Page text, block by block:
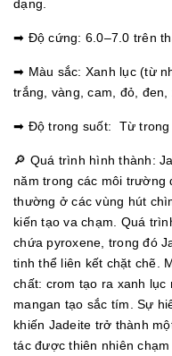
dạng.
➡ Độ cứng: 6.0–7.0 trên
➡ Màu sắc: Xanh lục (từ
trắng, vàng, cam, đỏ, đen,
➡ Độ trong suốt: Từ trong
🔎 Quá trình hình thành:
năm trong các môi trường
thường ở các vùng hút
kiến tạo va chạm. Quá
chứa pyroxene, trong đó
tinh thể liên kết chặt chẽ.
chất: crom tạo ra xanh lục
mangan tạo sắc tím. Sự
khiến Jadeite trở thành
tác được thiên nhiên chạm